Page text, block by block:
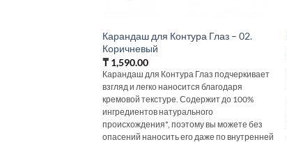
Карандаш для Контура Глаз – 02.
Коричневый
₸1,590.00
Карандаш для Контура Глаз подчеркивает
взгляд и легко наносится благодаря
кремовой текстуре. Содержит до 100%
ингредиентов натурального
происхождения*, поэтому вы можете без
опасений наносить его даже по внутренней